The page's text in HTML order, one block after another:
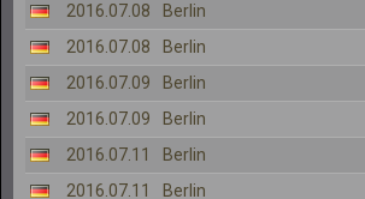
2016.07.08
Berlin
2016.07.08
Berlin
2016.07.09
Berlin
2016.07.09
Berlin
2016.07.11
Berlin
2016.07.11
Berlin